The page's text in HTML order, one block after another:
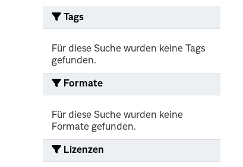
Tags
Für diese Suche wurden keine Tags
gefunden.
Formate
Für diese Suche wurden keine
Formate gefunden.
Lizenzen